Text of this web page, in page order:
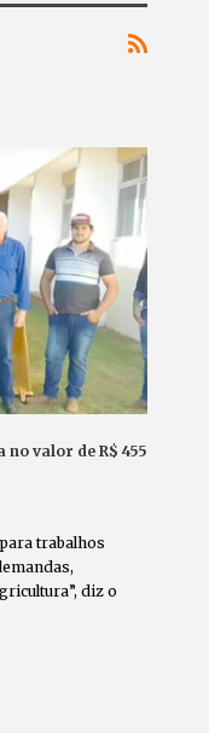
valor de R$ 455
trabalhos
diz o